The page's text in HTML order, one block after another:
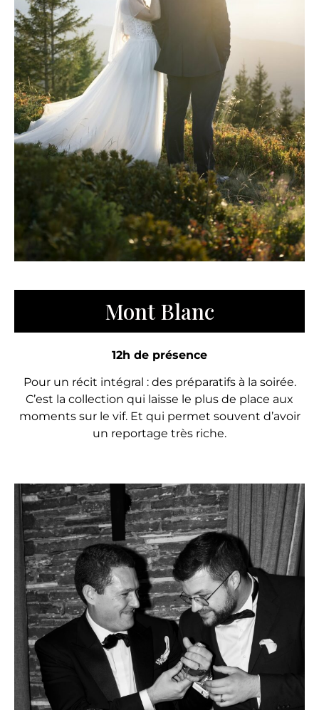
Mont Blanc
12h de présence
Pour un récit intégral : des préparatifs à la soirée.
C’est la collection qui laisse le plus de place aux
moments sur le vif. Et qui permet souvent d’avoir
un reportage très riche.